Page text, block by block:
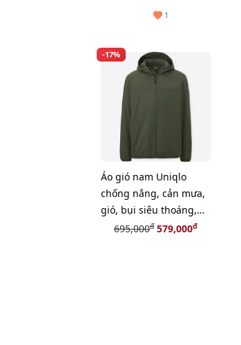
1
-17%
Áo gió nam Uniqlo
chống nắng, cản mưa,
gió, bụi siêu thoáng,
#Olive size S
695,000đ579,000đ